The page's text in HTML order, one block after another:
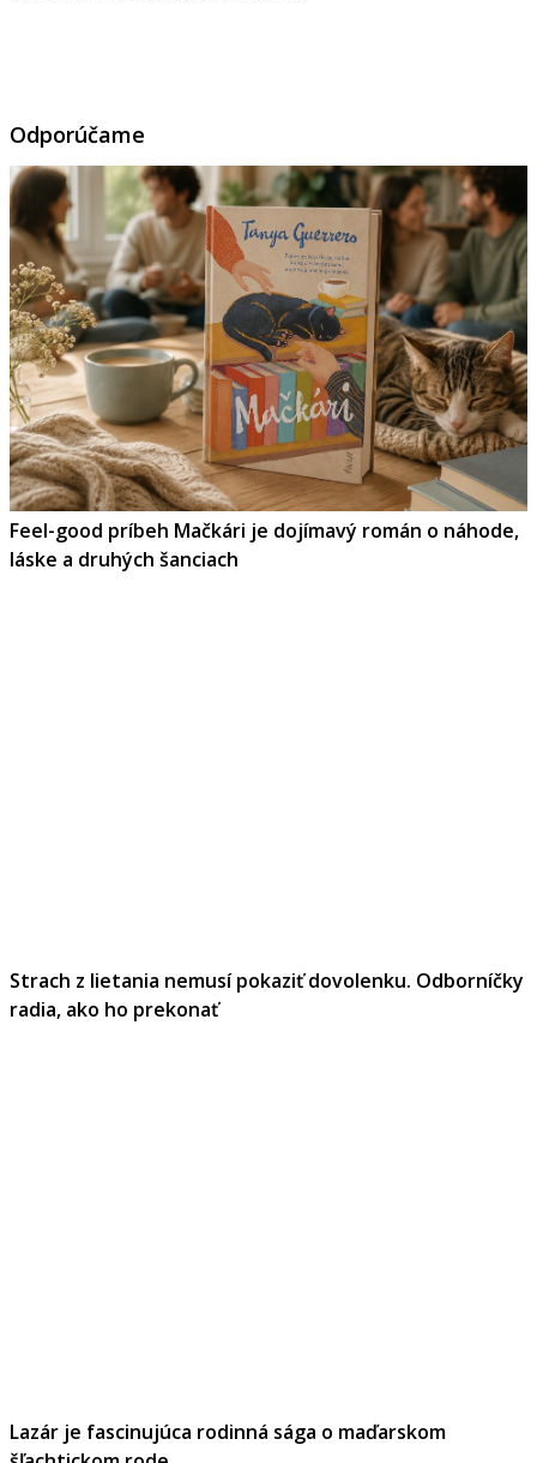
Odporúčame
Feel-good príbeh Mačkári je dojímavý román o náhode,
láske a druhých šanciach
Strach z lietania nemusí pokaziť dovolenku. Odborníčky
radia, ako ho prekonať
Lazár je fascinujúca rodinná sága o maďarskom